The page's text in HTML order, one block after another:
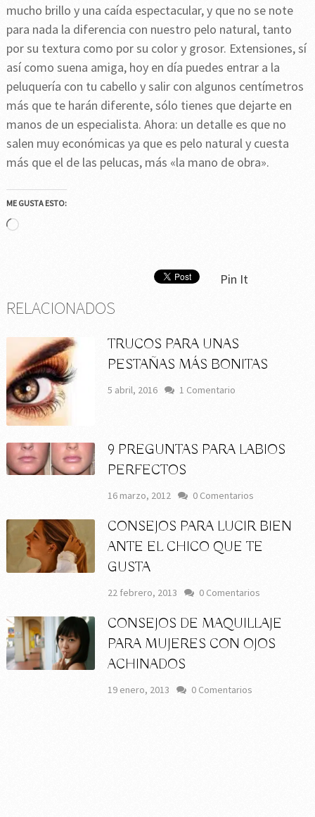
mucho brillo y una caída espectacular, y que no se note
para nada la diferencia con nuestro pelo natural, tanto
por su textura como por su color y grosor. Extensiones, sí
así como suena amiga, hoy en día puedes entrar a la
peluquería con tu cabello y salir con algunos centímetros
más que te harán diferente, sólo tienes que dejarte en
manos de un especialista. Ahora: un detalle es que no
salen muy económicas ya que es pelo natural y cuesta
más que el de las pelucas, más «la mano de obra».
ME GUSTA ESTO:
Cargando...
Pin It
RELACIONADOS
TRUCOS PARA UNAS
PESTAÑAS MÁS BONITAS
5 abril, 2016 1 Comentario
9 PREGUNTAS PARA LABIOS
PERFECTOS
16 marzo, 2012 0 Comentarios
CONSEJOS PARA LUCIR BIEN
ANTE EL CHICO QUE TE
GUSTA
22 febrero, 2013 0 Comentarios
CONSEJOS DE MAQUILLAJE
PARA MUJERES CON OJOS
ACHINADOS
19 enero, 2013 0 Comentarios